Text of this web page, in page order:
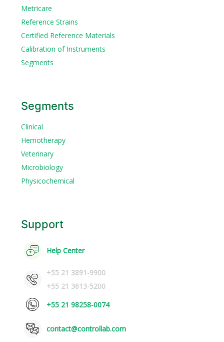
Metricare
Reference Strains
Certified Reference Materials
Calibration of Instruments
Segments
Segments
Clinical
Hemotherapy
Veterinary
Microbiology
Physicochemical
Support
Help Center
+55 21 3891-9900
+55 21 3613-5200
+55 21 98258-0074
contact@controllab.com